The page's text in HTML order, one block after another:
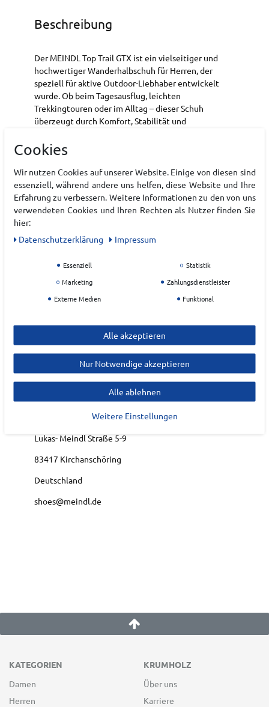
Beschreibung
Der MEINDL Top Trail GTX ist ein vielseitiger und
hochwertiger Wanderhalbschuh für Herren, der
speziell für aktive Outdoor-Liebhaber entwickelt
wurde. Ob beim Tagesausflug, leichten
Trekkingtouren oder im Alltag – dieser Schuh
überzeugt durch Komfort, Stabilität und
Das Obermaterial aus strapazierfähigem
Veloursleder und Mesh wird durch eine wasserdichte
GORE-TEX®-Membran ergänzt, die deine Füße
zuverlässig trocken hält – auch bei Regen oder
nassem Untergrund. Die Meindl Trail Activity Sport-
Außensohle bietet ausgezeichnete Traktion und
Terrain.
4056284590214
Materialzusammensetzung: MEINDL Top Trail GTX
Hersteller
MEINDL
EU Verantwortlicher
Lukas Meindl GmbH & Co.KG
Lukas- Meindl Straße 5-9
83417 Kirchanschöring
Deutschland
shoes@meindl.de
KATEGORIEN
Damen
Herren
KRUMHOLZ
Über uns
Karriere
Cookies
Wir nutzen Cookies auf unserer Website. Einige von diesen sind
essenziell, während andere uns helfen, diese Website und Ihre
Erfahrung zu verbessern. Weitere Informationen zu den von uns
verwendeten Cookies und Ihren Rechten als Nutzer finden Sie
hier:
Daten­schutz­erklärung
Impressum
Essenziell
Statistik
Marketing
Zahlungsdienstleister
Externe Medien
Funktional
Alle akzeptieren
Nur Notwendige akzeptieren
Alle ablehnen
Weitere Einstellungen